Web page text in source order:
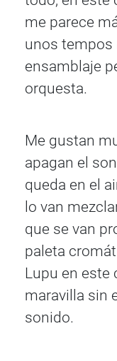
me parece
unos tempos
ensamblaje
orquesta.
Me gustan
apagan el
queda en el
lo van
que se van
paleta
Lupu en este
maravilla sin
sonido.